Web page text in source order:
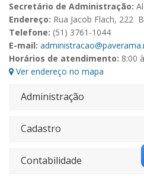
Secretário de Administração:
Endereço: Rua Jacob Flach, 222
Telefone: (51) 3761-1044
E-mail:
Horários de atendimento: 8:00
Ver endereço no mapa
Administração
Cadastro
Contabilidade